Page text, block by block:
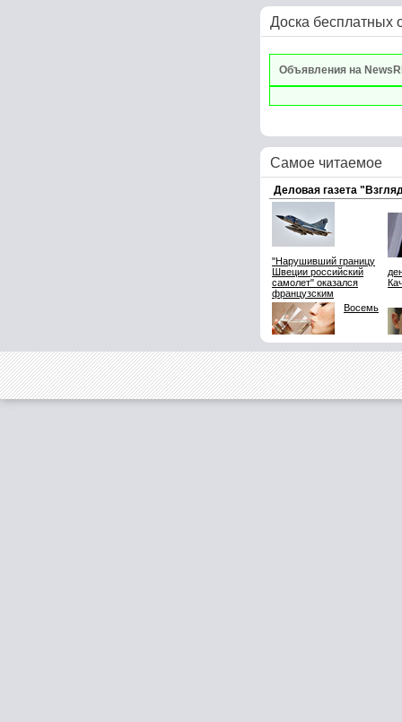
Доска бесплатных
Объявления на
Самое читаемое